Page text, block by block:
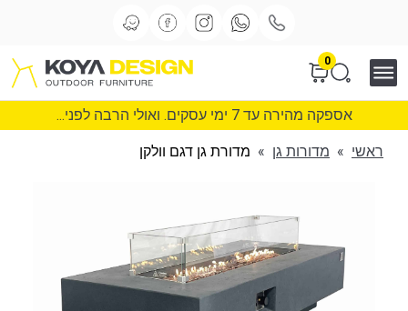
0
אספקה מהירה עד 7 ימי עסקים. ואולי הרבה לפני...
ראשי » מדורות גן » מדורת גן דגם וולקן